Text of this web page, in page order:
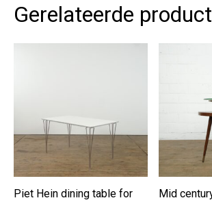
Gerelateerde
Piet Hein dining table for
Mid